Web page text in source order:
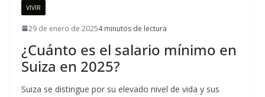
VIVIR
29 de enero de 20254 minutos de lectura
¿Cuánto es el salario mínimo en
Suiza en 2025?
Suiza se distingue por su elevado nivel de vida y sus